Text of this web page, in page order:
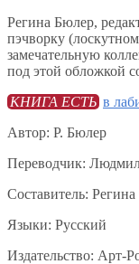
Регина Бюлер,
пэчворку
замечательную
под этой обложкой
КНИГА ЕСТЬ в
Автор: Р. Бюлер
Переводчик:
Составитель:
Языки: Русский
Издательство: Арт-